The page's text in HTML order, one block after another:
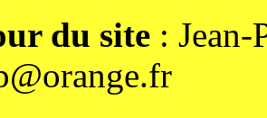
du site :